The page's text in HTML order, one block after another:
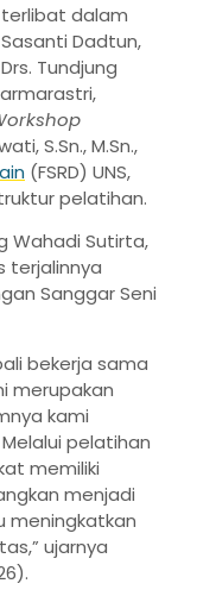
terlibat dalam
Dadtun,
Tundjung
S.Sn., M.Sn.,
(FSRD) UNS,
pelatihan.
Wahadi Sutirta,
terjalinnya
Sanggar Seni
bekerja sama
merupakan
kami
pelatihan
memiliki
menjadi
meningkatkan
ujarnya